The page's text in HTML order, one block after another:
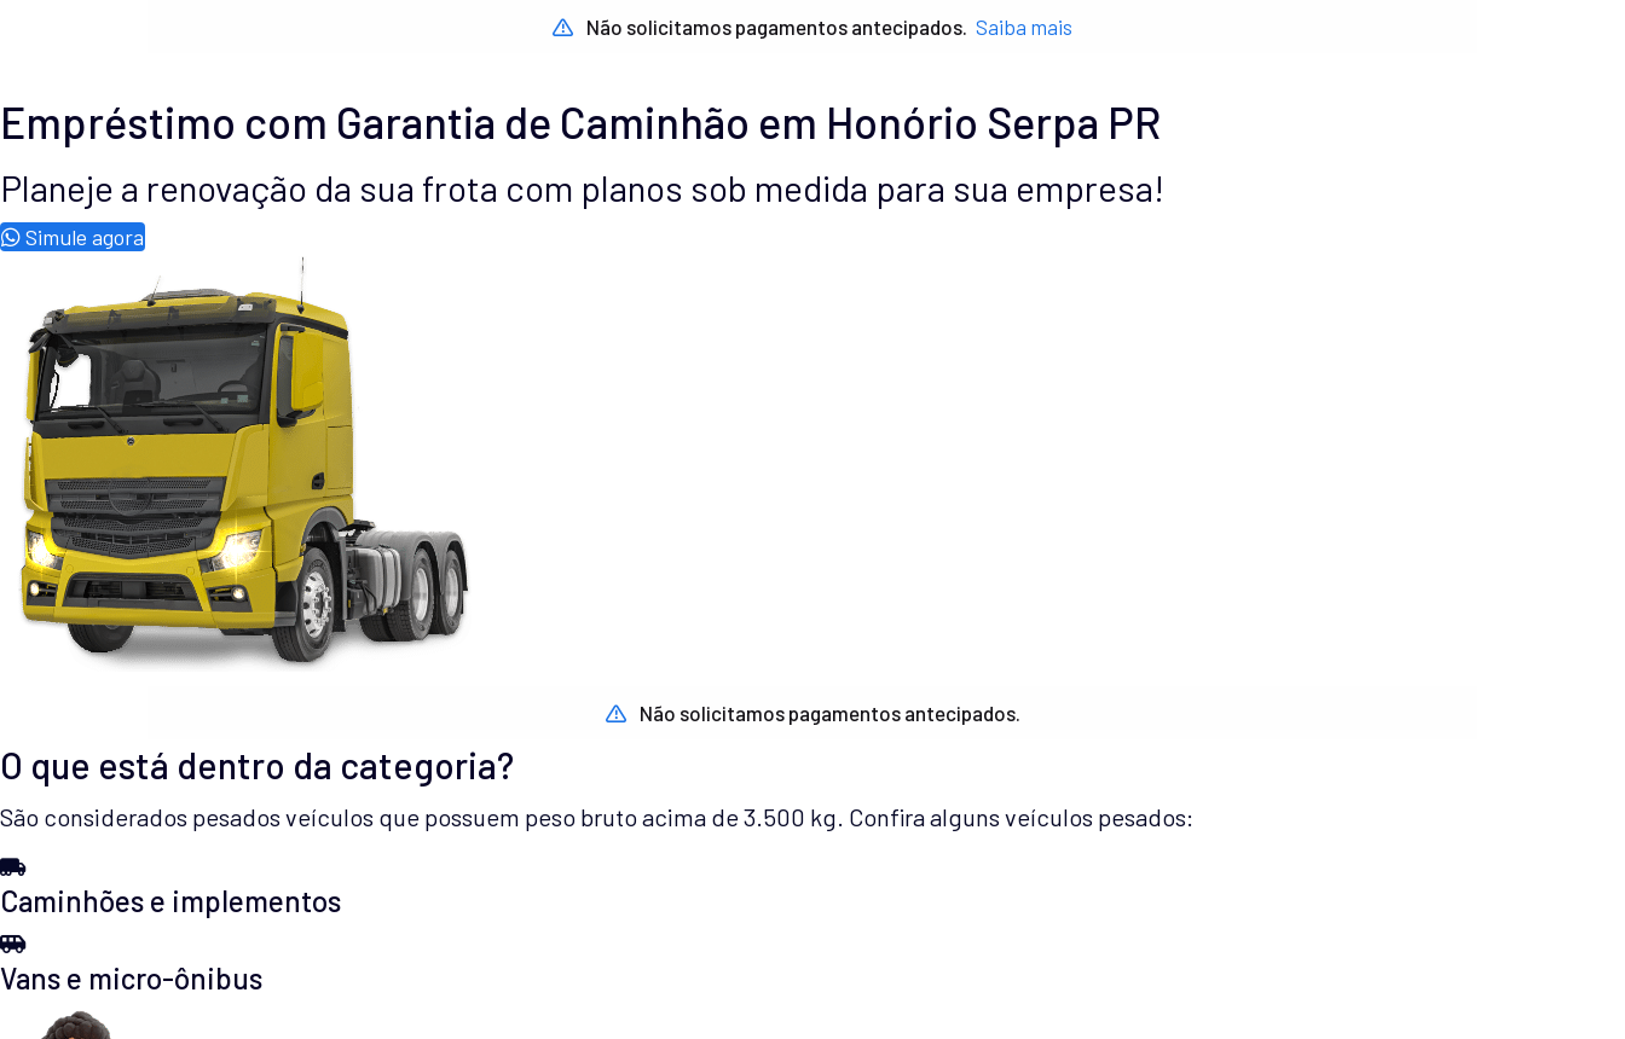
Não solicitamos pagamentos antecipados. Saiba mais
Empréstimo com Garantia de Caminhão em Honório Serpa PR
Planeje a renovação da sua frota com planos sob medida para sua empresa!
Simule agora
Não solicitamos pagamentos antecipados.
O que está dentro da categoria?
São considerados pesados veículos que possuem peso bruto acima de 3.500 kg. Confira alguns veículos pesados:
Caminhões e implementos
Vans e micro-ônibus